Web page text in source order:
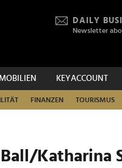
DAILY
Newsletter
KEYACCOUNT
FINANZEN TOURISMUS
Katharina